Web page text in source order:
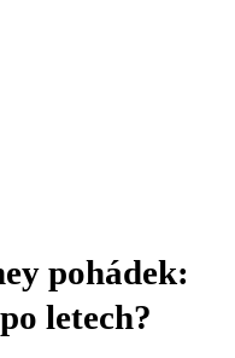
pohádek:
letech?